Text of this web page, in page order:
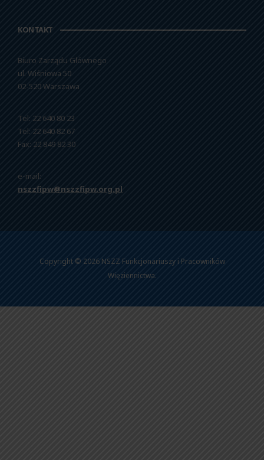
KONTAKT
Biuro Zarządu Głównego
ul. Wiśniowa 50
02-520 Warszawa
Tel: 22 640 80 23
Tel: 22 640 82 67
Fax: 22 849 82 30
e-mail:
nszzfipw@nszzfipw.org.pl
Copyright © 2026 NSZZ Funkcjonariuszy i Pracowników
Więziennictwa.